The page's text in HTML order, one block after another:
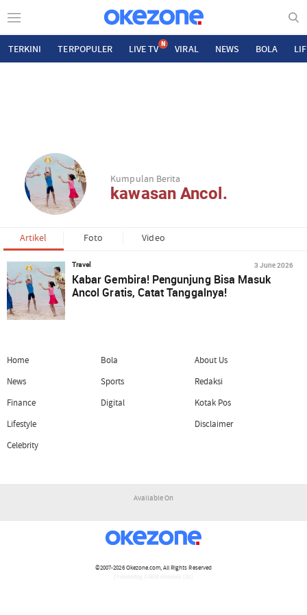
TERKINI TERPOPULER LIVE TV N VIRAL NEWS BOLA
Kumpulan Berita
kawasan Ancol.
Artikel Foto Video
Travel 3 June 2026
Kabar Gembira! Pengunjung Bisa Masuk
Ancol Gratis, Catat Tanggalnya!
Home
News
Finance
Lifestyle
Celebrity
Bola
Sports
Digital
About Us
Redaksi
Kotak Pos
Disclaimer
Available On
©2007-2026Okezone.com, All Rights Reserved